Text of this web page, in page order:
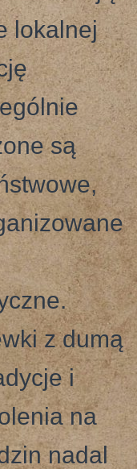
lokalnej
są
z dumą
i
na
nadal